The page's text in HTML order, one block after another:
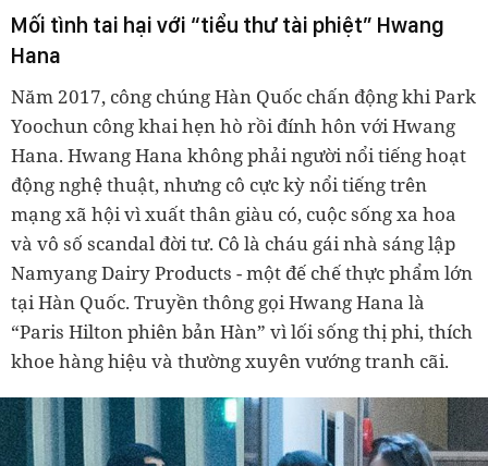
Mối tình tai hại với “tiểu thư tài phiệt” Hwang
Hana
Năm 2017, công chúng Hàn Quốc chấn động khi Park
Yoochun công khai hẹn hò rồi đính hôn với Hwang
Hana. Hwang Hana không phải người nổi tiếng hoạt
động nghệ thuật, nhưng cô cực kỳ nổi tiếng trên
mạng xã hội vì xuất thân giàu có, cuộc sống xa hoa
và vô số scandal đời tư. Cô là cháu gái nhà sáng lập
Namyang Dairy Products - một đế chế thực phẩm lớn
tại Hàn Quốc. Truyền thông gọi Hwang Hana là
“Paris Hilton phiên bản Hàn” vì lối sống thị phi, thích
khoe hàng hiệu và thường xuyên vướng tranh cãi.